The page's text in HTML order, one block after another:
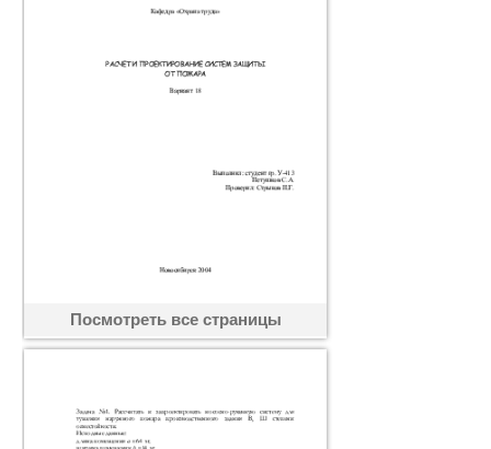
Посмотреть все страницы